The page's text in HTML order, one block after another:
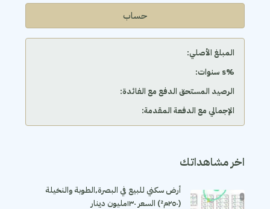
حساب
المبلغ الأصلي:
‫%s سنوات:
الرصيد المستحق الدفع مع الفائدة:
الإجمالي مع الدفعة المقدمة:
اخر مشاهداتك
أرض سكني للبيع في البصرة٬الطوبة والنخيلة
(٢٥٠م²) السعر ١٣٠مليون دينار